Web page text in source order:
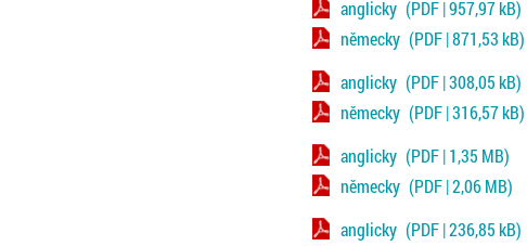
anglicky (PDF | 957,97 kB)
německy (PDF | 871,53 kB)
anglicky (PDF | 308,05 kB)
německy (PDF | 316,57 kB)
anglicky (PDF | 1,35 MB)
německy (PDF | 2,06 MB)
anglicky (PDF | 236,85 kB)